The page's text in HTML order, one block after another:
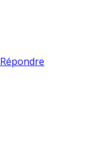
Répondre